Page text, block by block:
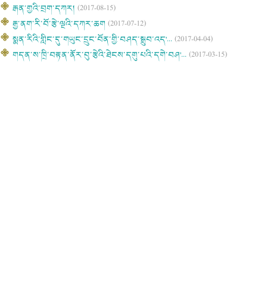
རྒན་གྱའི་བྲག་དཀར། (2017-08-15)
རྒྱ་ནག་རི་བོ་རྩེ་ལྔའི་དཀར་ཆག (2017-07-12)
སྨན་རིའི་གླིང་དུ་གཡུང་དྲུང་བོན་གྱི་བཤད་སྒྲུབ་འད'...(2017-04-04)
གདན་ས་ཁྲི་བརྟན་ནོར་བུ་རྩེའི་ཐེངས་དགུ་པའི་དགེ་བཤ'...(2017-03-15)